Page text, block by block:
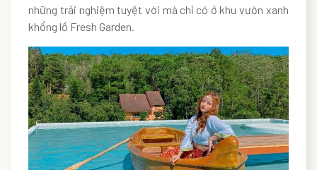
những trải nghiệm tuyệt vời mà chỉ có ở khu vườn xanh
khổng lồ Fresh Garden.